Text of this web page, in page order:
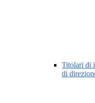
Titolari di
di